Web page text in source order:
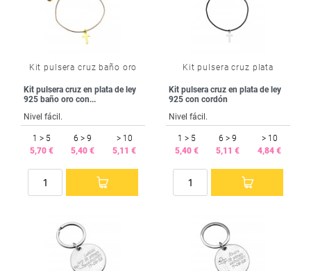
Kit pulsera cruz baño oro
Kit pulsera cruz en plata de ley
925 baño oro con...
Nivel fácil.
1 > 5
5,70 €
6 > 9
5,40 €
> 10
5,11 €
Kit pulsera cruz plata
Kit pulsera cruz en plata de ley
925 con cordón
Nivel fácil.
1 > 5
5,40 €
6 > 9
5,11 €
> 10
4,84 €